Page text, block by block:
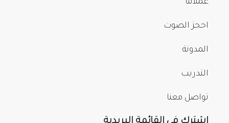
عملائنا
احجز الصوت
المدونة
التدريب
تواصل معنا